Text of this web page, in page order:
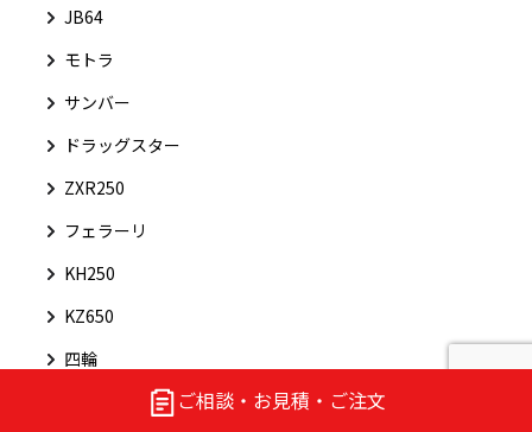
ご相談・お見積・ご注文
JB64
モトラ
サンバー
ドラッグスター
ZXR250
フェラーリ
KH250
KZ650
四輪